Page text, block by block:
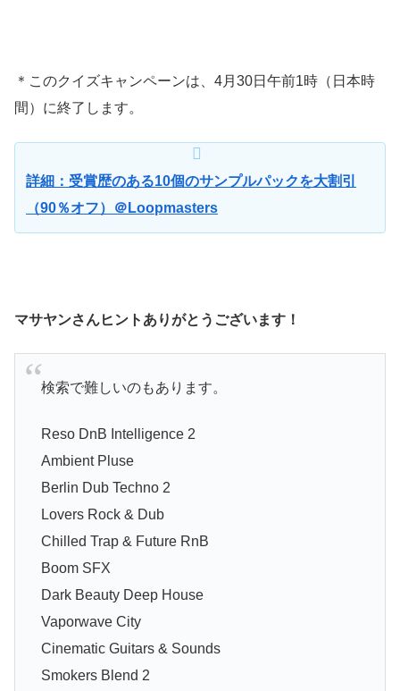
＊このクイズキャンペーンは、4月30日午前1時（日本時
間）に終了します。
詳細：受賞歴のある10個のサンプルパックを大割引
（90％オフ）＠Loopmasters
マサヤンさんヒントありがとうございます！
検索で難しいのもあります。
Reso DnB Intelligence 2
Ambient Pluse
Berlin Dub Techno 2
Lovers Rock & Dub
Chilled Trap & Future RnB
Boom SFX
Dark Beauty Deep House
Vaporwave City
Cinematic Guitars & Sounds
Smokers Blend 2